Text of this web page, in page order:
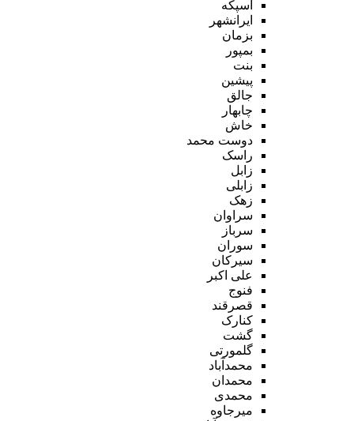
اسپکه
ایرانشهر
بزمان
بمپور
بنت
پیشین
جالق
چابهار
خاش
دوست محمد
راسک
زابل
زابلی
زهک
سراوان
سرباز
سوران
سیرکان
علی اکبر
فنوج
قصرقند
کنارک
گشت
گلمورتی
محمدآباد
محمدان
محمدی
میرجاوه